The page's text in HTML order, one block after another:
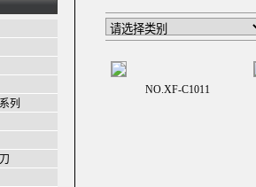
列
NO.XF-C1011